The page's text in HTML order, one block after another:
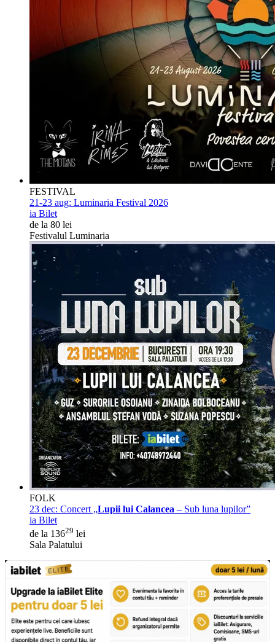
FESTIVAL
21-23 aug: Luminaria Festival 2026
ia Bilet
de la 80 lei
Festivalul Luminaria
FOLK
23 dec: Concert „Lupii lui Calancea – Sub luna lupilor”
ia Bilet
de la 13629 lei
Sala Palatului